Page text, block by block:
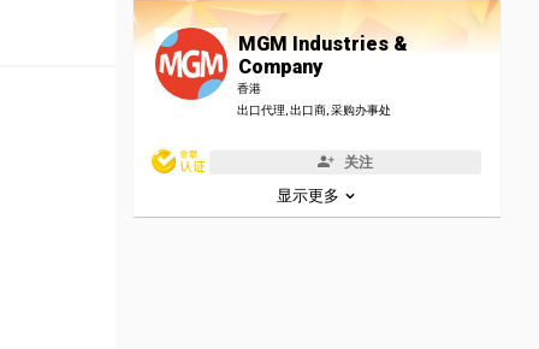
MGM Industries &
Company
香港
出口代理, 出口商, 采购办事处
关注
显示更多